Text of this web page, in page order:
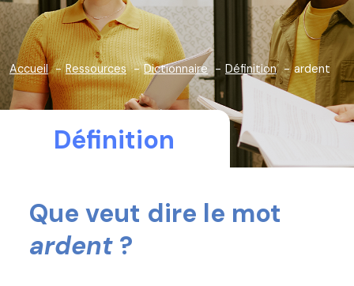
Accueil Ressources Dictionnaire Définition ardent
Définition
Que veut dire le mot
ardent ?